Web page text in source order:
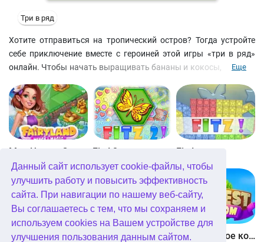
Данный сайт использует cookie-файлы, чтобы
улучшить работу и повысить эффективность
сайта. При навигации по нашему веб-сайту,
Вы соглашаетесь с тем, что мы сохраняем и
используем cookies на Вашем устройстве для
улучшения пользования данным сайтом.
Три в ряд
Хотите отправиться на тропический остров? Тогда устройте
себе приключение вместе с героиней этой игры «три в ряд»
онлайн. Чтобы начать выращивать бананы и кокосы, всего то
же образом можно создавать и разный полезный инвентарь и
даже построить бунгало. Расчищайте местность от камней,
находите сундуки с сокровищами и открывайте секреты
райского острова. Знакомьтесь с новыми персонажами и
открывайте для себя новые грани этой веселой игры «три в
ряд» online бесплатно.
Еще
Fitz! 2 Fitz!
Bubblez! Athena Match Соединенное королевство